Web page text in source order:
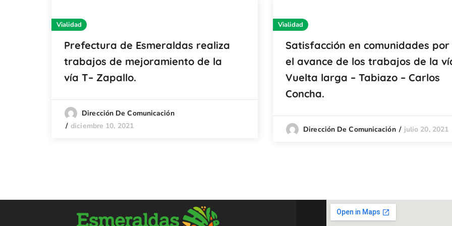
Vialidad
Prefectura de Esmeraldas realiza
trabajos de mejoramiento de la
vía T– Zapallo.
Dirección De Comunicación
diciembre 10, 2021
Vialidad
Satisfacción en comunidades por
el avance de los trabajos de la
Vuelta larga – Tabiazo – Carlos
Concha.
Dirección De Comunicación julio 20, 2021